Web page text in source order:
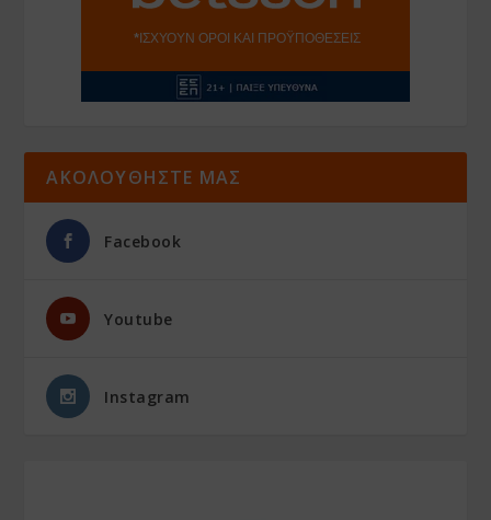
ΑΚΟΛΟΥΘΗΣΤΕ ΜΑΣ
Facebook
Youtube
Instagram